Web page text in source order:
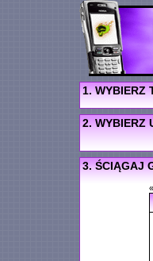
1. WYBIERZ
2. WYBIERZ
3. ŚCIĄGAJ